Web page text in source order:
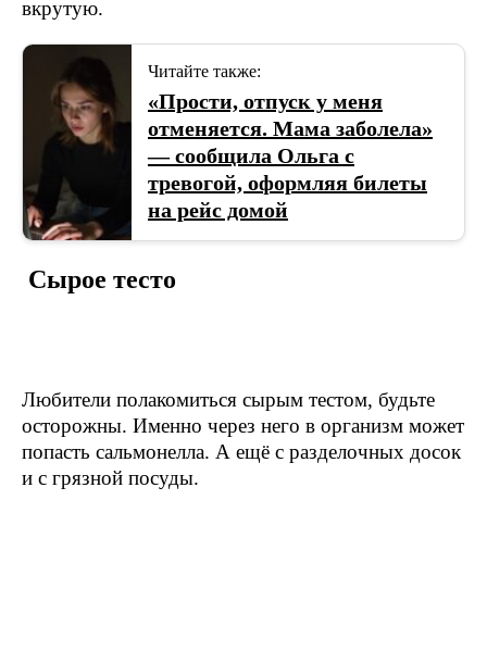
вкрутую.
Читайте также:
«Прости, отпуск у меня
отменяется. Мама заболела»
— сообщила Ольга с
тревогой, оформляя билеты
на рейс домой
Сырое тесто
Любители полакомиться сырым тестом, будьте
осторожны. Именно через него в организм может
попасть сальмонелла. А ещё с разделочных досок
и с грязной посуды.